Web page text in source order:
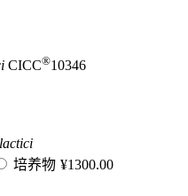
CICC®10346
培养物 ¥1300.00